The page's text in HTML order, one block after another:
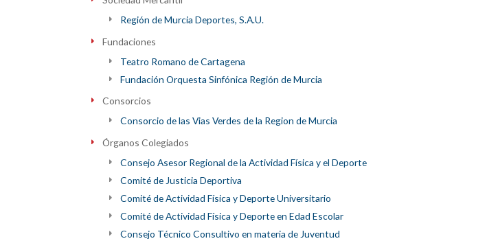
Región de Murcia Deportes, S.A.U.
Fundaciones
Teatro Romano de Cartagena
Fundación Orquesta Sinfónica Región de Murcia
Consorcios
Consorcio de las Vias Verdes de la Region de Murcia
Órganos Colegiados
Consejo Asesor Regional de la Actividad Física y el Deporte
Comité de Justicia Deportiva
Comité de Actividad Física y Deporte Universitario
Comité de Actividad Física y Deporte en Edad Escolar
Consejo Técnico Consultivo en materia de Juventud